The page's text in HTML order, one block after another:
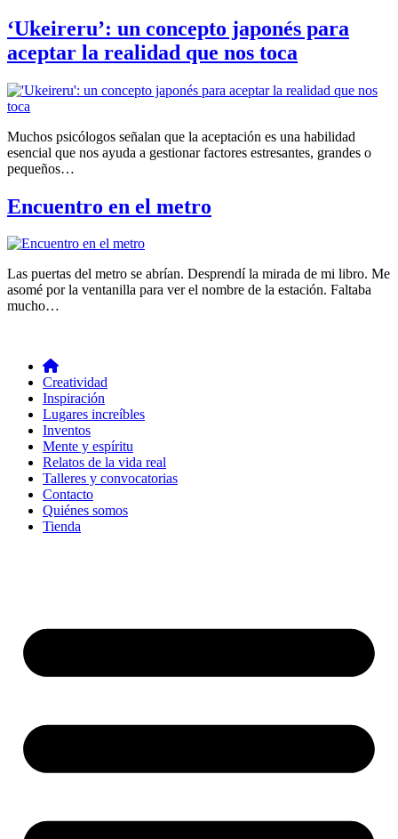
‘Ukeireru’: un concepto japonés para
aceptar la realidad que nos toca
Muchos psicólogos señalan que la aceptación es una habilidad
esencial que nos ayuda a gestionar factores estresantes, grandes o
pequeños…
Encuentro en el metro
Las puertas del metro se abrían. Desprendí la mirada de mi libro. Me
asomé por la ventanilla para ver el nombre de la estación. Faltaba
mucho…
Creatividad
Inspiración
Lugares increíbles
Inventos
Mente y espíritu
Relatos de la vida real
Talleres y convocatorias
Contacto
Quiénes somos
Tienda